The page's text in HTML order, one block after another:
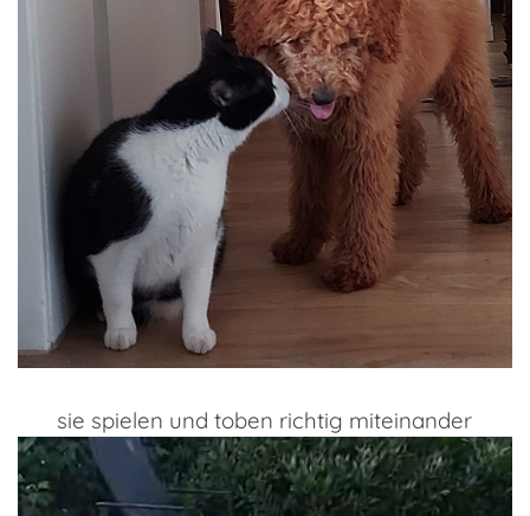
sie spielen und toben richtig miteinander